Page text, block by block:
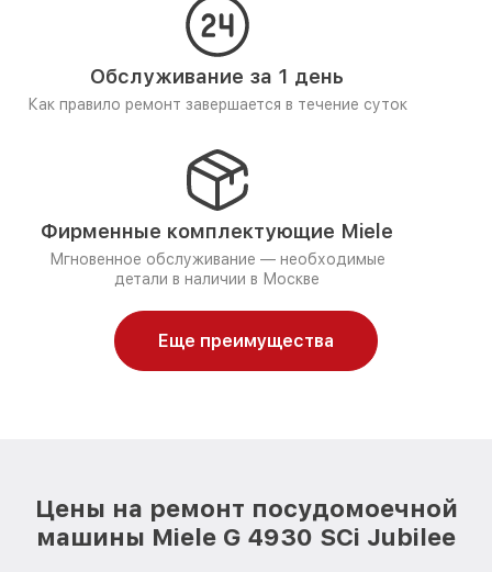
Обслуживание за 1 день
Как правило ремонт завершается в течение суток
Фирменные комплектующие Miele
Мгновенное обслуживание — необходимые
детали в наличии в Москве
Еще преимущества
Цены на ремонт посудомоечной
машины Miele G 4930 SCi Jubilee